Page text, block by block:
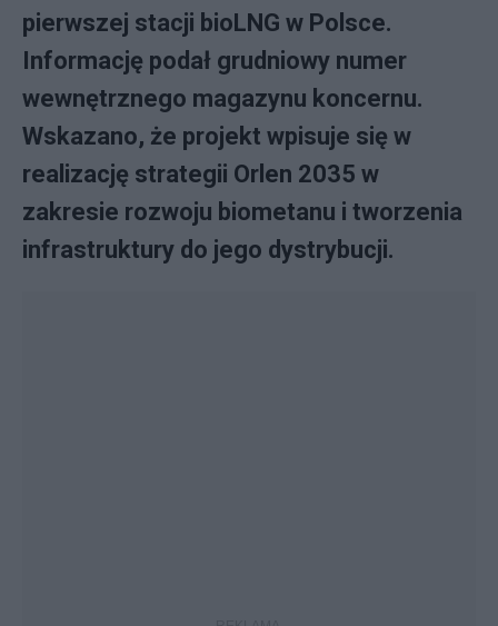
pierwszej stacji bioLNG w Polsce.
Informację podał grudniowy numer
wewnętrznego magazynu koncernu.
Wskazano, że projekt wpisuje się w
realizację strategii Orlen 2035 w
zakresie rozwoju biometanu i tworzenia
infrastruktury do jego dystrybucji.